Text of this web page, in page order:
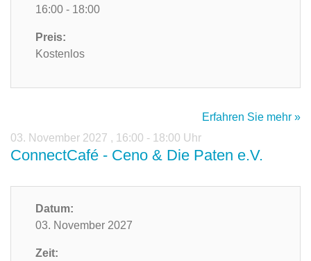
16:00 - 18:00
Preis:
Kostenlos
Erfahren Sie mehr »
03. November 2027 , 16:00 - 18:00 Uhr
ConnectCafé - Ceno & Die Paten e.V.
Datum:
03. November 2027
Zeit: